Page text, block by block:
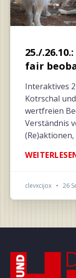
25./
fair
Interaktives
Kotrschal
wertfreien
Verständnis
clevxcijox • 26